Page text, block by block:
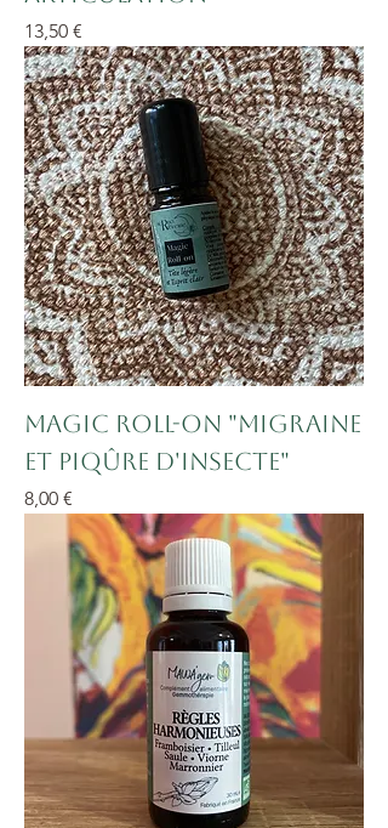
Prix
13,50 €
Magic Roll-On "Migraine
et Piqûre d'insecte"
Prix
8,00 €